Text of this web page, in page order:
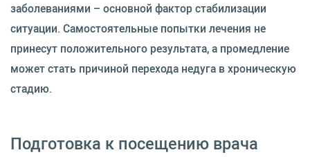
заболеваниями – основной фактор стабилизации
ситуации. Самостоятельные попытки лечения не
принесут положительного результата, а промедление
может стать причиной перехода недуга в хроническую
стадию.
Подготовка к посещению врача